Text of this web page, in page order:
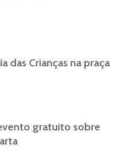
das Crianças na praça
gratuito sobre